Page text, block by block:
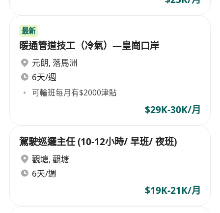
最新
暖通管道技工（冷氣）—皇崗口岸
元朗, 落馬洲
6天/週
可輪班每月有$2000津貼
$29K-30K/月
駕駛巡邏主任 (10-12小時/ 早班/ 夜班)
觀塘, 觀塘
6天/週
$19K-21K/月